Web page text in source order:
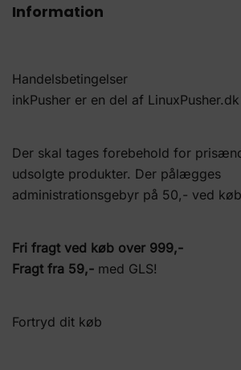
Information
Handelsbetingelser
inkPusher er en del af LinuxPusher.dk
Der skal tages forebehold for
udsolgte produkter. Der pålægges
administrationsgebyr på 50,- ved
Fri fragt ved køb over 999,-
Fragt fra 59,- med GLS!
Fortryd dit køb